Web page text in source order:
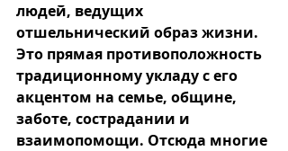
людей, ведущих
отшельнический образ жизни.
Это прямая противоположность
традиционному укладу с его
акцентом на семье, общине,
заботе, сострадании и
взаимопомощи. Отсюда многие